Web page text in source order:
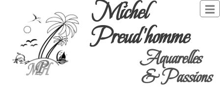
Michel
Preud'homme
Aquarelles
& Passions